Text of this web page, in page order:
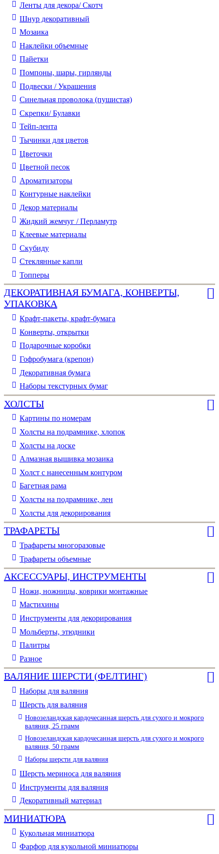
Ленты для декора/ Скотч
Шнур декоративный
Мозаика
Наклейки объемные
Пайетки
Помпоны, шары, гирлянды
Подвески / Украшения
Синельная проволока (пушистая)
Скрепки/ Булавки
Тейп-лента
Тычинки для цветов
Цветочки
Цветной песок
Ароматизаторы
Контурные наклейки
Декор материалы
Жидкий жемчуг / Перламутр
Клеевые материалы
Скубиду
Стеклянные капли
Топперы
ДЕКОРАТИВНАЯ БУМАГА, КОНВЕРТЫ,
УПАКОВКА
Крафт-пакеты, крафт-бумага
Конверты, открытки
Подарочные коробки
Гофробумага (крепон)
Декоративная бумага
Наборы текстурных бумаг
ХОЛСТЫ
Картины по номерам
Холсты на подрамнике, хлопок
Холсты на доске
Алмазная вышивка мозаика
Холст с нанесенным контуром
Багетная рама
Холсты на подрамнике, лен
Холсты для декорирования
ТРАФАРЕТЫ
Трафареты многоразовые
Трафареты объемные
АКСЕССУАРЫ, ИНСТРУМЕНТЫ
Ножи, ножницы, коврики монтажные
Мастихины
Инструменты для декорирования
Мольберты, этюдники
Палитры
Разное
ВАЛЯНИЕ ШЕРСТИ (ФЕЛТИНГ)
Наборы для валяния
Шерсть для валяния
Новозеландская кардочесанная шерсть для сухого и мокрого
валяния, 25 грамм
Новозеландская кардочесанная шерсть для сухого и мокрого
валяния, 50 грамм
Наборы шерсти для валяния
Шерсть мериноса для валяния
Инструменты для валяния
Декоративный материал
МИНИАТЮРА
Кукольная миниатюра
Фарфор для кукольной миниатюры